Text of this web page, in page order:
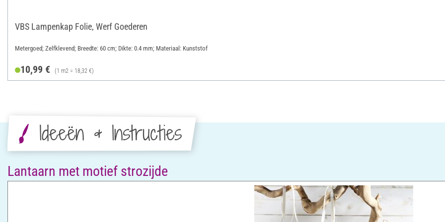
VBS Lampenkap Folie, Werf Goederen
Metergoed; Zelfklevend; Breedte: 60 cm; Dikte: 0.4 mm; Materiaal: Kunststof
10,99 € (1 m2 = 18,32 €)
Ideeën & Instructies
Lantaarn met motief strozijde